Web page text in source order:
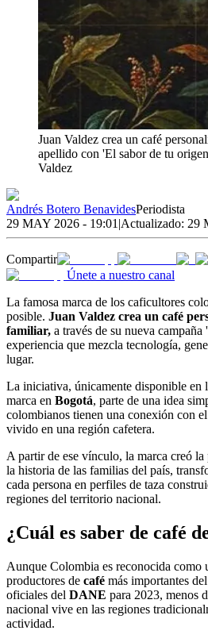
Juan Valdez crea un café
apellido con 'El sabor de tu
Valdez
Andrés Botero BenavidesPeriodista
29 MAY 2026 - 19:01 |Actualizado: 29
Compartir
Únete a nuestro canal
La famosa marca de los caficultores
posible. Juan Valdez crea un café
familiar, a través de su nueva campaña '
experiencia que mezcla tecnología,
lugar.
La iniciativa, únicamente disponible en
marca en Bogotá, parte de una idea
colombianos tienen una conexión con
vivido en una región cafetera.
A partir de ese vínculo, la marca creó
la historia de las familias del país,
cada persona en perfiles de taza
regiones del territorio nacional.
¿Cuál es saber de café
Aunque Colombia es reconocida como
productores de café más importantes
oficiales del DANE para 2023, menos
nacional vive en las regiones
actividad.